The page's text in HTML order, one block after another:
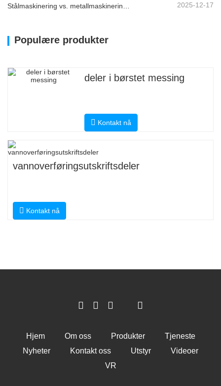
2025-12-17
Populære produkter
deler i børstet messing
Kontakt nå
vannoverføringsutskriftsdeler
Kontakt nå
Hjem Om oss Produkter
Tjeneste
Nyheter
Kontakt oss Utstyr
Videoer
VR